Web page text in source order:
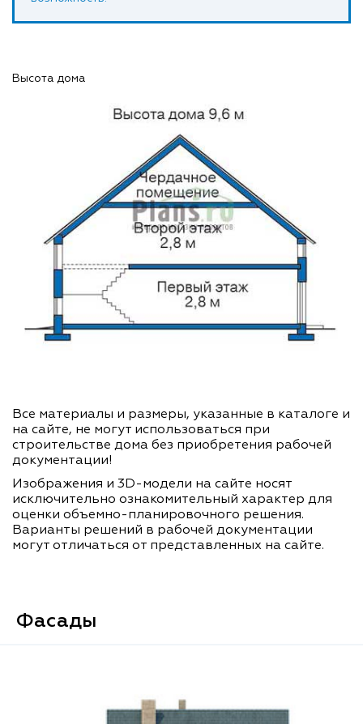
Высота дома
Все материалы и размеры, указанные в каталоге и
на сайте, не могут использоваться при
строительстве дома без приобретения рабочей
документации!
Изображения и 3D-модели на сайте носят
исключительно ознакомительный характер для
оценки объемно-планировочного решения.
Варианты решений в рабочей документации
могут отличаться от представленных на сайте.
Фасады